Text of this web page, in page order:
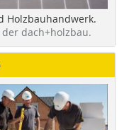
Holzbauhandwerk.
dach+holzbau.